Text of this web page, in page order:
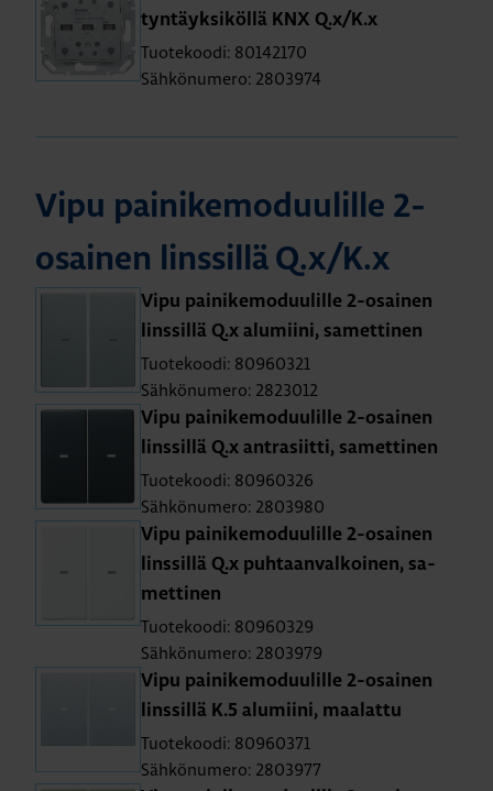
tyn­täyk­si­köl­lä KNX Q.x/K.x
Tuotekoodi: 80142170
Sähkönumero: 2803974
Vipu pai­ni­ke­mo­duu­lil­le 2-
osai­nen lins­sil­lä Q.x/K.x
Vipu pai­ni­ke­mo­duu­lil­le 2-osai­nen
lins­sil­lä Q.x alu­mii­ni, sa­met­ti­nen
Tuotekoodi: 80960321
Sähkönumero: 2823012
Vipu pai­ni­ke­mo­duu­lil­le 2-osai­nen
lins­sil­lä Q.x ant­ra­siit­ti, sa­met­ti­nen
Tuotekoodi: 80960326
Sähkönumero: 2803980
Vipu pai­ni­ke­mo­duu­lil­le 2-osai­nen
lins­sil­lä Q.x puh­taan­val­koi­nen, sa­
met­ti­nen
Tuotekoodi: 80960329
Sähkönumero: 2803979
Vipu pai­ni­ke­mo­duu­lil­le 2-osai­nen
lins­sil­lä K.5 alu­mii­ni, maa­lat­tu
Tuotekoodi: 80960371
Sähkönumero: 2803977